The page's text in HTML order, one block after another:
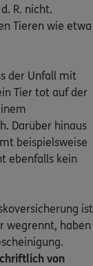
R. nicht.
Tieren wie etwa
der Unfall mit
Tier tot auf der
Darüber hinaus
beispielsweise
ebenfalls kein
ist
wegrennt, haben
von